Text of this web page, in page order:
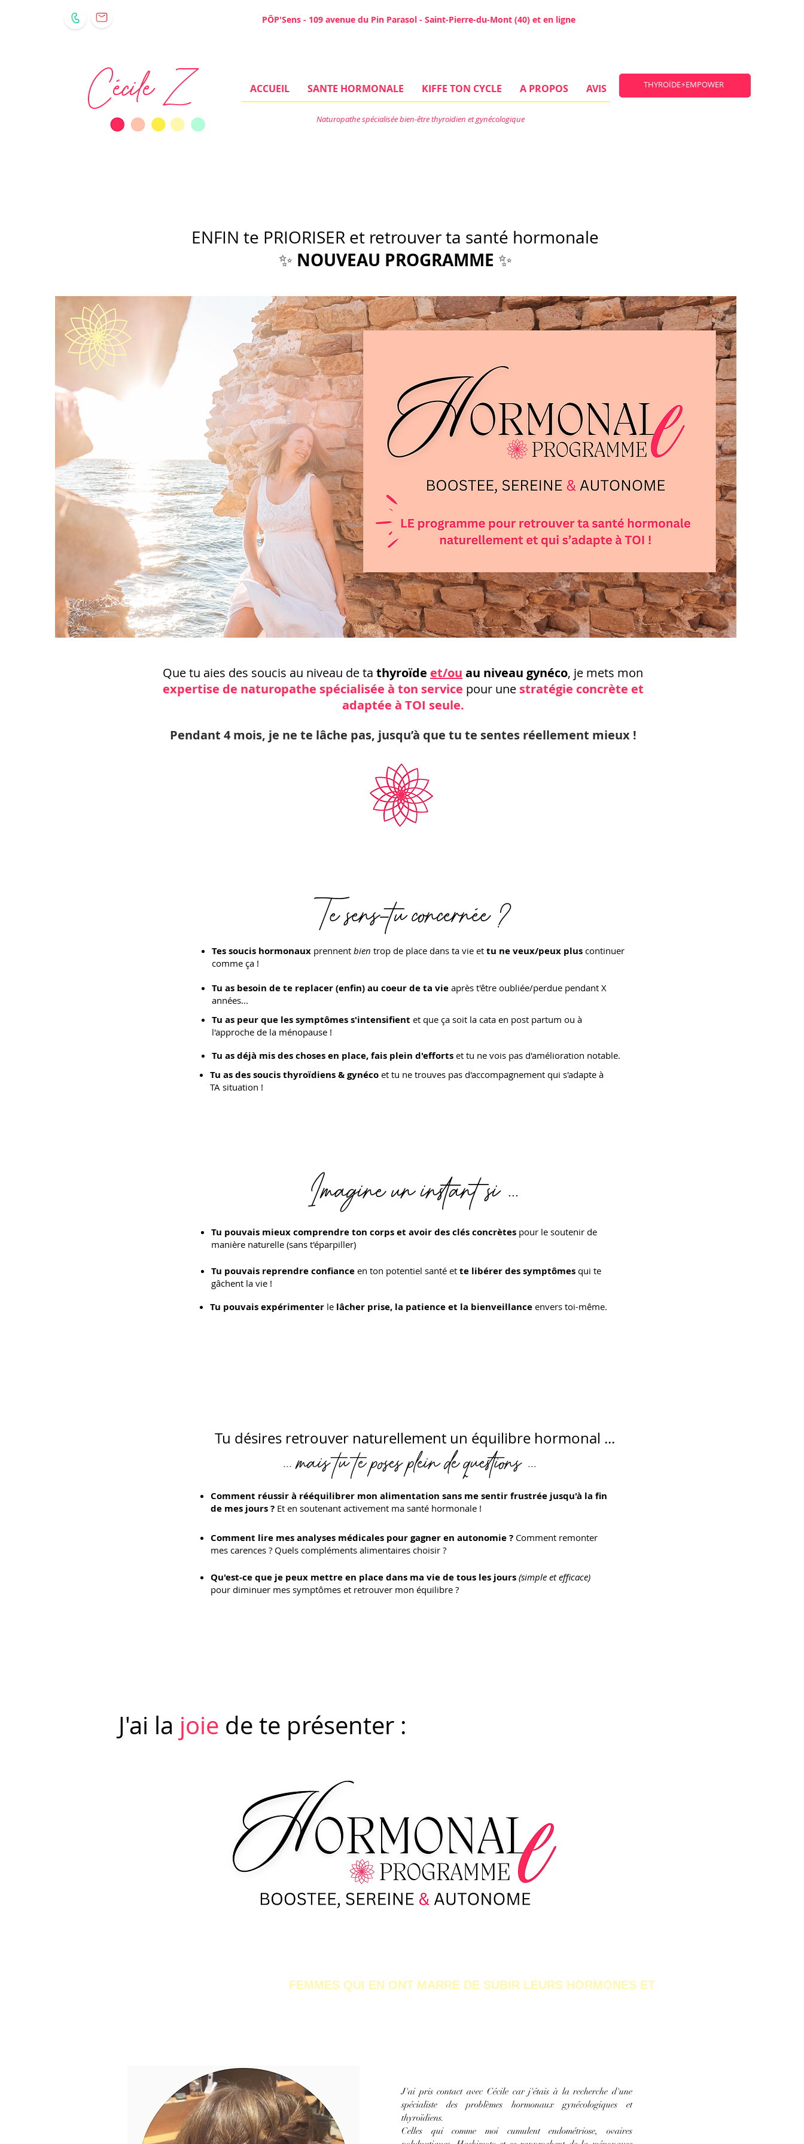
PÔP'Sens - 109 avenue du Pin Parasol - Saint-Pierre-du-Mont (40) et en ligne
Cécile Z ACCUEIL SANTE HORMONALE KIFFE TON CYCLE A PROPOS AVIS THYROÏDE⚡EMPOWER
Naturopathe spécialisée bien-être thyroïdien et gynécologique
ENFIN te PRIORISER et retrouver ta santé hormonale
✨ NOUVEAU PROGRAMME ✨
Que tu aies des soucis au niveau de ta thyroïde et/ou au niveau gynéco, je mets mon
expertise de naturopathe spécialisée à ton service pour une stratégie concrète et
adaptée à TOI seule.
Pendant 4 mois, je ne te lâche pas, jusqu’à que tu te sentes réellement mieux !
Tu as peur que les symptômes s'intensifient et que ça soit la cata en post partum ou à
l'approche de la ménopause !
Tu as besoin de te replacer (enfin) au coeur de ta vie après t'être oubliée/perdue pendant X
années...
Tes soucis hormonaux prennent bien trop de place dans ta vie et tu ne veux/peux plus continuer
comme ça !
Tu as déjà mis des choses en place, fais plein d'efforts et tu ne vois pas d'amélioration notable.
Te sens-tu concernée ?
Tu as des soucis thyroïdiens & gynéco et tu ne trouves pas d'accompagnement qui s'adapte à
TA situation !
Tu pouvais reprendre confiance en ton potentiel santé et te libérer des symptômes qui te
gâchent la vie !
Tu pouvais expérimenter le lâcher prise, la patience et la bienveillance envers toi-même.
Tu pouvais mieux comprendre ton corps et avoir des clésconcrètes pour le soutenir de
manière naturelle (sans t'éparpiller)
Imagine un instant si ...
... mais tu te poses plein de questions ...
Comment lire mes analyses médicales pour gagner en autonomie ? Comment remonter
mes carences ? Quels compléments alimentaires choisir ?
Qu'est-ce que je peux mettre en place dans ma vie de tous les jours (simple et efficace)
pour diminuer mes symptômes et retrouver mon équilibre ?
Comment réussir à rééquilibrer mon alimentation sans me sentir frustrée jusqu'à la fin
de mes jours ? Et en soutenant activement ma santé hormonale !
Tu désires retrouver naturellement un équilibre hormonal ...
J'ai la joie de te présenter :
FEMMES QUI EN ONT MARRE DE SUBIR LEURS HORMONES ET
J'ai pris contact avec Cécile car j'étais à la recherche d'une
spécialiste des problèmes hormonaux gynécologiques et
thyroïdiens.
Celles qui comme moi cumulent endométriose, ovaires